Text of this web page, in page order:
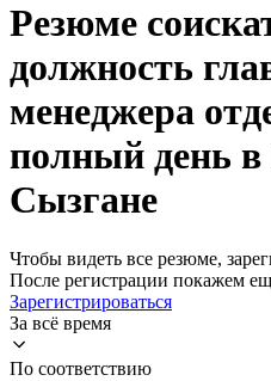
Резюме
должность
менеджера
полный день в
Сызгане
Чтобы видеть все резюме,
После регистрации покажем
Зарегистрироваться
За всё время
По соответствию